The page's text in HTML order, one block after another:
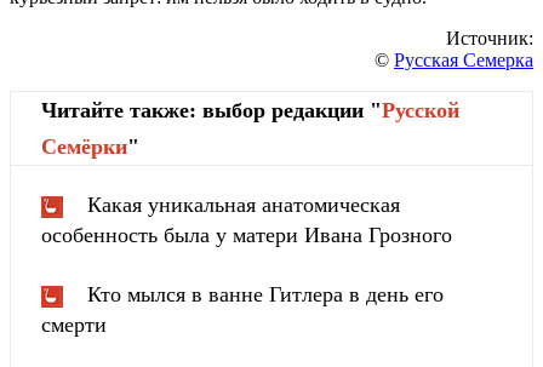
Источник:
© Русская Семерка
Читайте также: выбор редакции "Русской
Cемёрки"
Какая уникальная анатомическая
особенность была у матери Ивана Грозного
Кто мылся в ванне Гитлера в день его
смерти